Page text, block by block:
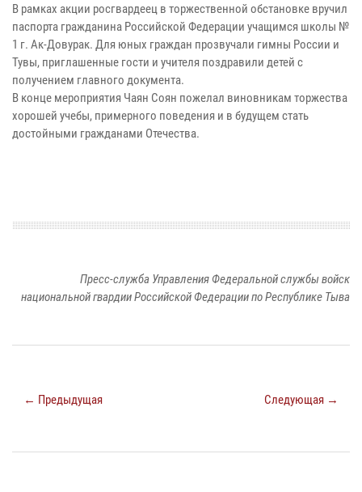
В рамках акции росгвардеец в торжественной обстановке вручил
паспорта гражданина Российской Федерации учащимся школы №
1 г. Ак-Довурак. Для юных граждан прозвучали гимны России и
Тувы, приглашенные гости и учителя поздравили детей с
получением главного документа.
В конце мероприятия Чаян Соян пожелал виновникам торжества
хорошей учебы, примерного поведения и в будущем стать
достойными гражданами Отечества.
Пресс-служба Управления Федеральной службы войск
национальной гвардии Российской Федерации по Республике Тыва
← Предыдущая Следующая →